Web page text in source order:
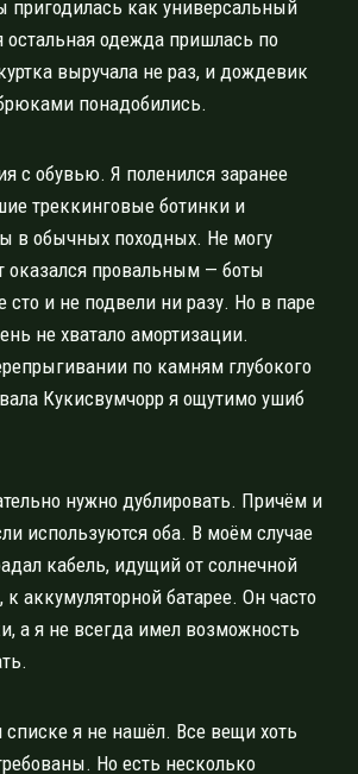
пригодилась как универсальный
остальная одежда пришлась по
выручала не раз, и дождевик
понадобились.
с обувью. Я поленился заранее
треккинговые ботинки и
в обычных походных. Не могу
оказался провальным — боты
сто и не подвели ни разу. Но в паре
не хватало амортизации.
по камням глубокого
Кукисвумчорр я ощутимо ушиб
нужно дублировать. Причём и
используются оба. В моём случае
кабель, идущий от солнечной
аккумуляторной батарее. Он часто
а я не всегда имел возможность
я не нашёл. Все вещи хоть
Но есть несколько